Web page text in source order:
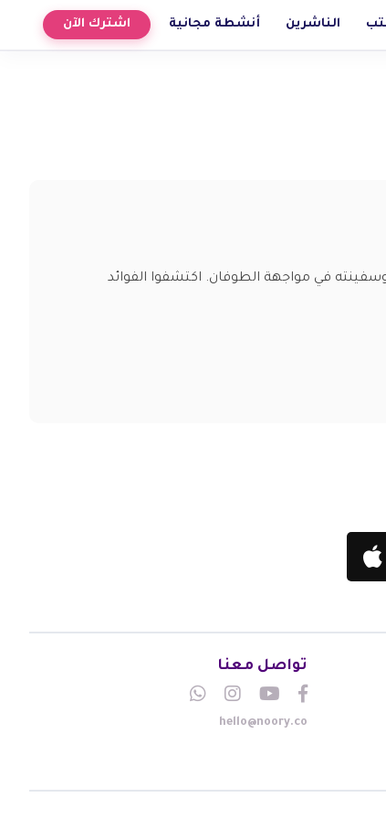
الناشرين أنشطة مجانية اشترك الآن
في مواجهة الطوفان. اكتشفوا الفوائد
تواصل معنا
hello@noory.co